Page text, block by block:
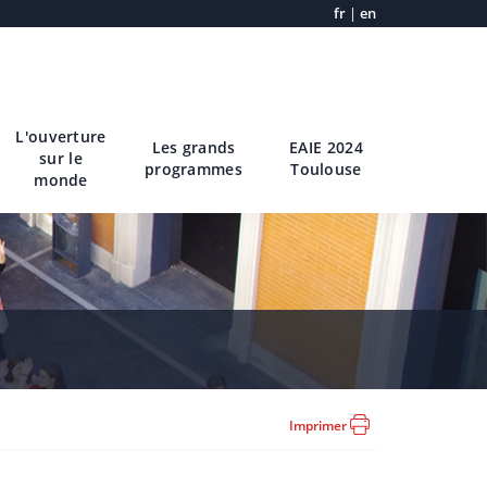
fr | en
L'ouverture
sur le
monde
Les grands
programmes
EAIE 2024
Toulouse
Imprimer